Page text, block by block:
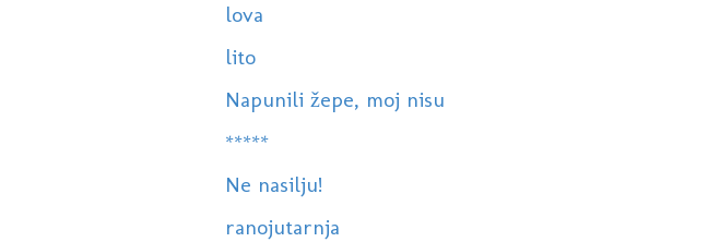
lova
lito
Napunili žepe, moj nisu
*****
Ne nasilju!
ranojutarnja